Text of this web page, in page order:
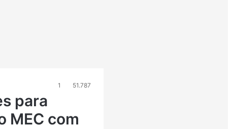
1 51.787
para
MEC com